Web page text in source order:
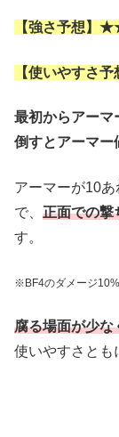
【強さ予想
【使いやす
最初からアーマ
倒すとアーマー
アーマーが10
で、 正面での撃
す。
※BF4のダメージ
腐る場面が少な
使いやすさとも